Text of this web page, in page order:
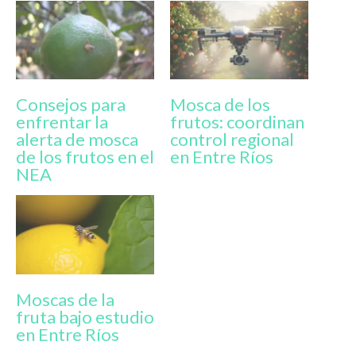
Consejos para
enfrentar la
alerta de mosca
de los frutos en el
NEA
Mosca de los
frutos: coordinan
control regional
en Entre Ríos
Moscas de la
fruta bajo estudio
en Entre Ríos